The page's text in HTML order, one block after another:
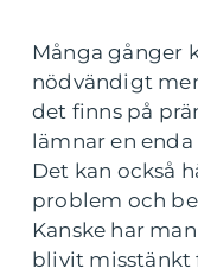
Många gånger
nödvändigt
det finns på
lämnar en
Det kan också
problem och
Kanske har
blivit misstänkt